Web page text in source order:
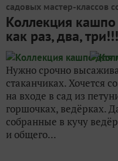
садовых мастер-классов
Коллекция кашпо
как раз, два, три!!!
Нужно срочно
стаканчиках. Хочется
на входе в сад из
горшочках, ведёрках.
собранные в кучу
и общего...